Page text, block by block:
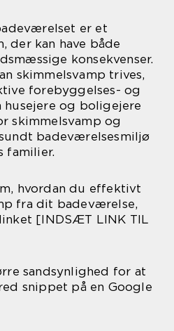
er et
der kan have både
konsekvenser.
skimmelsvamp trives,
forebyggelses- og
husejere og boligejere
skimmelsvamp og
badeværelsesmiljø
familier.
hvordan du effektivt
fra dit badeværelse,
[INDSÆT LINK TIL
sandsynlighed for at
snippet på en Google